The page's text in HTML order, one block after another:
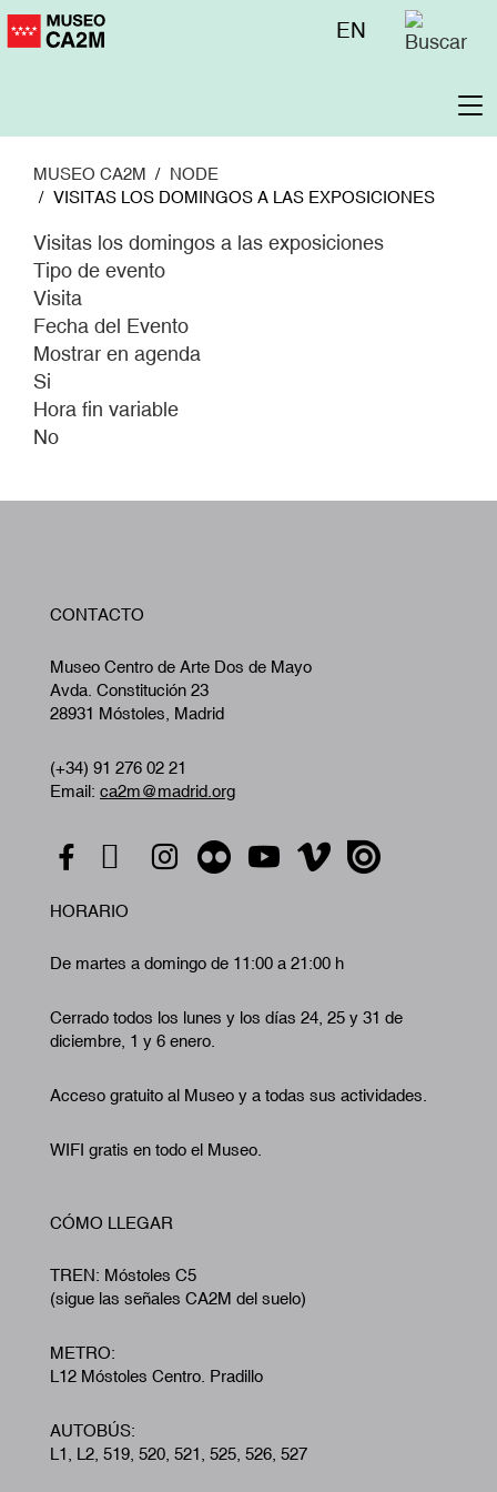
Pasar
Menú
EN
MUSEO CA2M
NODE
VISITAS LOS DOMINGOS A LAS EXPOSICIONES
Visitas los domingos a las exposiciones
Tipo de evento
Visita
Fecha del Evento
Mostrar en agenda
Si
Hora fin variable
No
CONTACTO
Museo Centro de Arte Dos de Mayo
Avda. Constitución 23
28931 Móstoles, Madrid
(+34) 91 276 02 21
Email: ca2m@madrid.org
HORARIO
De martes a domingo de 11:00 a 21:00 h
Cerrado todos los lunes y los días 24, 25 y 31 de
diciembre, 1 y 6 enero.
Acceso gratuito al Museo y a todas sus actividades.
WIFI gratis en todo el Museo.
CÓMO LLEGAR
TREN: Móstoles C5
(sigue las señales CA2M del suelo)
METRO:
L12 Móstoles Centro. Pradillo
AUTOBÚS:
L1, L2, 519, 520, 521, 525, 526, 527